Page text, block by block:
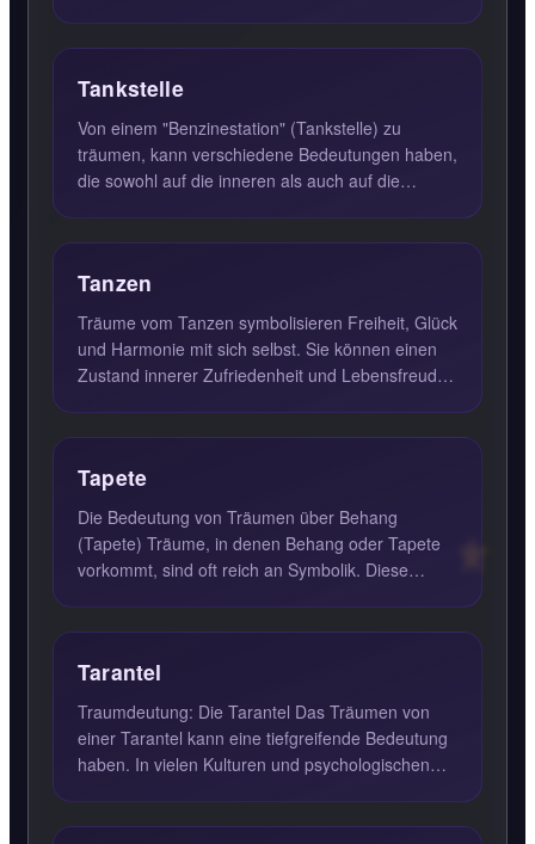
Tankstelle
Von einem "Benzinestation" (Tankstelle) zu
träumen, kann verschiedene Bedeutungen haben,
die sowohl auf die inneren als auch auf die
Tanzen
Träume vom Tanzen symbolisieren Freiheit, Glück
und Harmonie mit sich selbst. Sie können einen
Zustand innerer Zufriedenheit und Lebensfreude
Tapete
Die Bedeutung von Träumen über Behang
(Tapete) Träume, in denen Behang oder Tapete
vorkommt, sind oft reich an Symbolik. Diese
Tarantel
Traumdeutung: Die Tarantel Das Träumen von
einer Tarantel kann eine tiefgreifende Bedeutung
haben. In vielen Kulturen und psychologischen